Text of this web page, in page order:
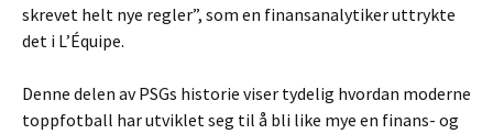
skrevet helt nye regler”, som en finansanalytiker uttrykte
det i L’Équipe.
Denne delen av PSGs historie viser tydelig hvordan moderne
toppfotball har utviklet seg til å bli like mye en finans- og